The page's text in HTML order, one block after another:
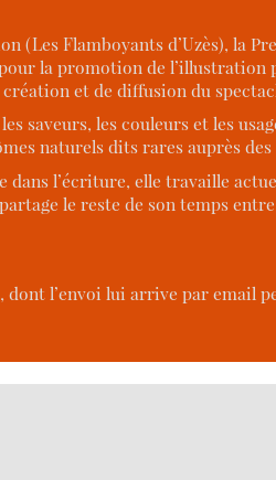
Flamboyants d’Uzès), la
la promotion de l’illustration
et de diffusion du
saveurs, les couleurs et les
naturels dits rares auprès
l’écriture, elle travaille
le reste de son temps
l’envoi lui arrive par email